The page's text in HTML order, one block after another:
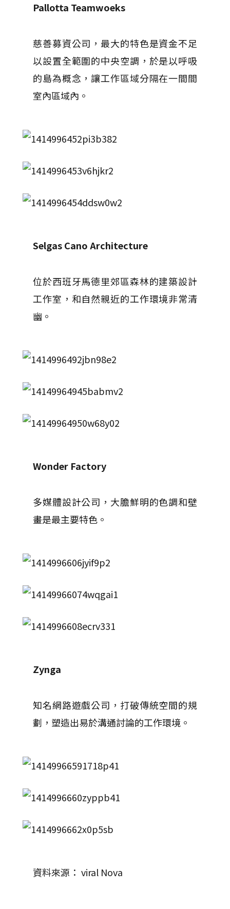
Pallotta Teamwoeks
慈善募資公司，最大的特色是資金不足
以設置全範圍的中央空調，於是以呼吸
的島為概念，讓工作區域分隔在一間間
室內區域內。
Selgas Cano Architecture
位於西班牙馬德里郊區森林的建築設計
工作室，和自然親近的工作環境非常清
幽。
Wonder Factory
多媒體設計公司，大膽鮮明的色調和壁
畫是最主要特色。
Zynga
知名網路遊戲公司，打破傳統空間的規
劃，塑造出易於溝通討論的工作環境。
資料來源： viral Nova